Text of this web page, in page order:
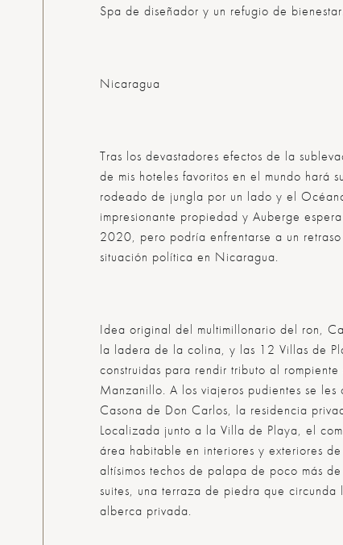
Spa de diseñador y un refugio de bienestar.
Nicaragua
Tras los devastadores efectos de la
de mis hoteles favoritos en el mundo hará
rodeado de jungla por un lado y el
impresionante propiedad y Auberge
2020, pero podría enfrentarse a un
situación política en Nicaragua.
Idea original del multimillonario del ron,
la ladera de la colina, y las 12 Villas de
construidas para rendir tributo al
Manzanillo. A los viajeros pudientes se
Casona de Don Carlos, la residencia
Localizada junto a la Villa de Playa, el
área habitable en interiores y exteriores
altísimos techos de palapa de poco más
suites, una terraza de piedra que
alberca privada.